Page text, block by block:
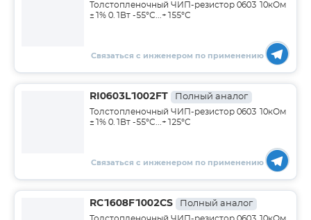
Толстопленочный ЧИП-резистор 0603 10кОм
±1% 0.1Вт -55°С...+155°С
Связаться с инженером по применению
RI0603L1002FT Полный аналог
Толстопленочный ЧИП-резистор 0603 10кОм
±1% 0.1Вт -55°C...+125°C
Связаться с инженером по применению
RC1608F1002CS Полный аналог